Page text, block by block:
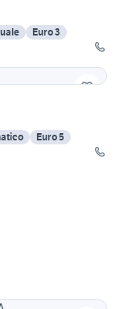
Euro 3
Euro 5